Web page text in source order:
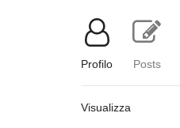
Profilo Posts
Visualizza